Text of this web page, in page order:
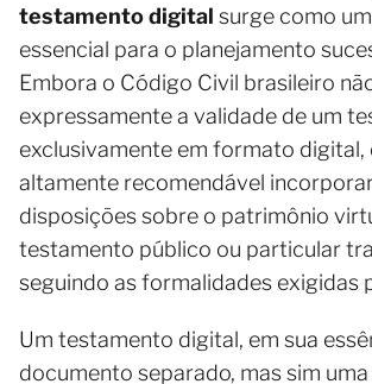
testamento digital surge como
essencial para o planejamento
Embora o Código Civil brasileiro
expressamente a validade de um
exclusivamente em formato digital,
altamente recomendável
disposições sobre o patrimônio
testamento público ou particular
seguindo as formalidades exigidas
Um testamento digital, em sua
documento separado, mas sim